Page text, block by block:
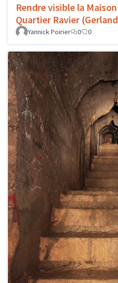
Rendre visible la
Quartier Ravier
Yannick Poirier
0 0